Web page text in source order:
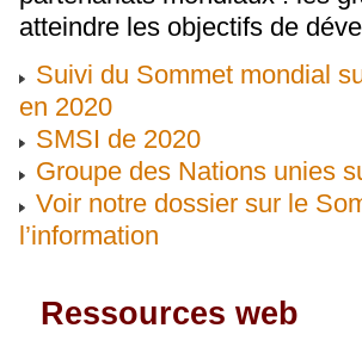
atteindre les objectifs de
Suivi du Sommet mondial
en 2020
SMSI de 2020
Groupe des Nations unies
Voir notre dossier sur le
l’information
Ressources web